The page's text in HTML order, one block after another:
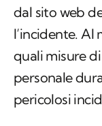
dal sito web
l’incidente. Al
quali misure
personale
pericolosi